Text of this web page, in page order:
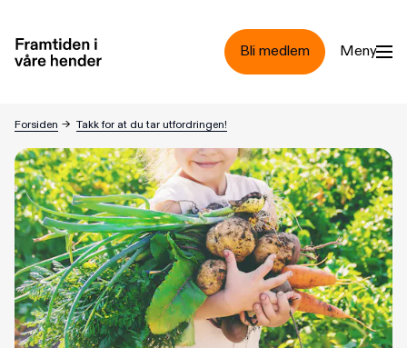
Bli medlem Meny
Forsiden → Takk for at du tar utfordringen!